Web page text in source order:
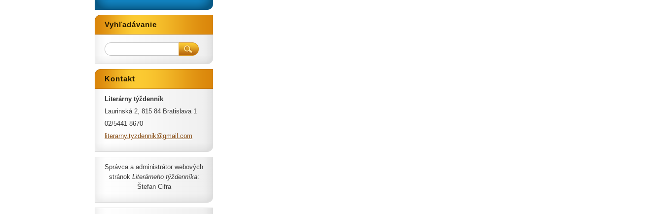
Vyhľadávanie
Kontakt
Literárny týždenník
Laurinská 2, 815 84 Bratislava 1
02/5441 8670
literarny.tyzdennik@gmai l.com
Správca a administrátor webových
stránok Literárneho týždenníka:
Štefan Cifra